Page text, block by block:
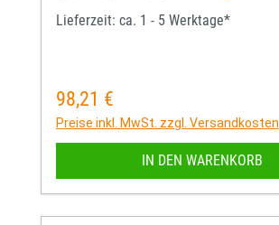
Lieferzeit: ca. 1 - 5 Werktage*
Regulärer Preis:
98,21 €
Preise inkl. MwSt. zzgl. Versandkosten
IN DEN WARENKORB